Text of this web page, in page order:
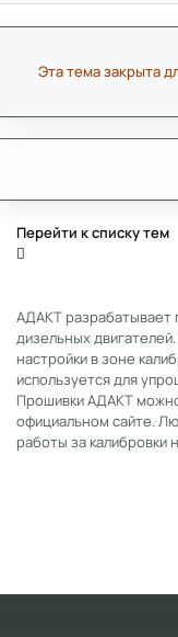
Эта тема закрыта
Перейти к списку тем
АДАКТ разрабатывает
дизельных
настройки в зоне
используется для
Прошивки АДАКТ
официальном сайте.
работы за калибровки